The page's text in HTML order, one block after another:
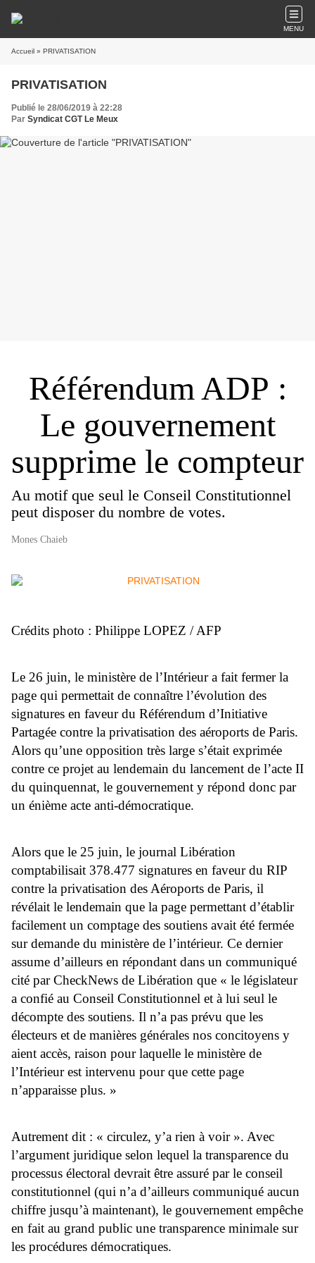
MENU
Accueil » PRIVATISATION
PRIVATISATION
Publié le 28/06/2019 à 22:28
Par Syndicat CGT Le Meux
Référendum ADP :
Le gouvernement
supprime le compteur
Au motif que seul le Conseil Constitutionnel
peut disposer du nombre de votes.
Mones Chaieb
Crédits photo : Philippe LOPEZ / AFP
Le 26 juin, le ministère de l’Intérieur a fait fermer la
page qui permettait de connaître l’évolution des
signatures en faveur du Référendum d’Initiative
Partagée contre la privatisation des aéroports de Paris.
Alors qu’une opposition très large s’était exprimée
contre ce projet au lendemain du lancement de l’acte II
du quinquennat, le gouvernement y répond donc par
un énième acte anti-démocratique.
Alors que le 25 juin, le journal Libération
comptabilisait 378.477 signatures en faveur du RIP
contre la privatisation des Aéroports de Paris, il
révélait le lendemain que la page permettant d’établir
facilement un comptage des soutiens avait été fermée
sur demande du ministère de l’intérieur. Ce dernier
assume d’ailleurs en répondant dans un communiqué
cité par CheckNews de Libération que « le législateur
a confié au Conseil Constitutionnel et à lui seul le
décompte des soutiens. Il n’a pas prévu que les
électeurs et de manières générales nos concitoyens y
aient accès, raison pour laquelle le ministère de
l’Intérieur est intervenu pour que cette page
n’apparaisse plus. »
Autrement dit : « circulez, y’a rien à voir ». Avec
l’argument juridique selon lequel la transparence du
processus électoral devrait être assuré par le conseil
constitutionnel (qui n’a d’ailleurs communiqué aucun
chiffre jusqu’à maintenant), le gouvernement empêche
en fait au grand public une transparence minimale sur
les procédures démocratiques.